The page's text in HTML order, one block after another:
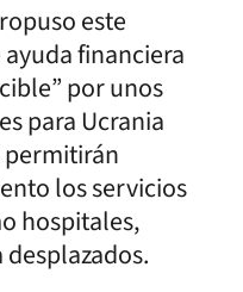
este
financiera
por unos
para Ucrania
permitirán
los servicios
hospitales,